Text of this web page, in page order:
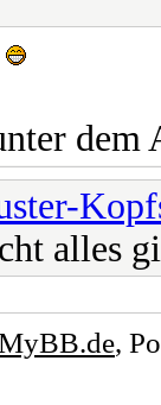
dem
alles
,